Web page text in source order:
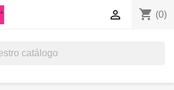
shopping_cart (0)
